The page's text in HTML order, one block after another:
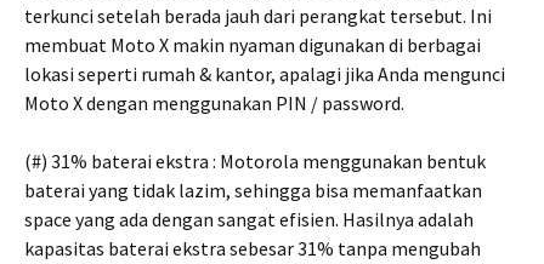
terkunci setelah berada jauh dari perangkat tersebut. Ini
membuat Moto X makin nyaman digunakan di berbagai
lokasi seperti rumah & kantor, apalagi jika Anda mengunci
Moto X dengan menggunakan PIN / password.
(#) 31% baterai ekstra : Motorola menggunakan bentuk
baterai yang tidak lazim, sehingga bisa memanfaatkan
space yang ada dengan sangat efisien. Hasilnya adalah
kapasitas baterai ekstra sebesar 31% tanpa mengubah